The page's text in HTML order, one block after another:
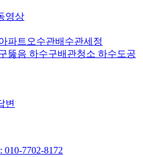
영상
파트오수관배수관세정
뚫음 하수구배관청소 하수도공
변
010-7702-8172